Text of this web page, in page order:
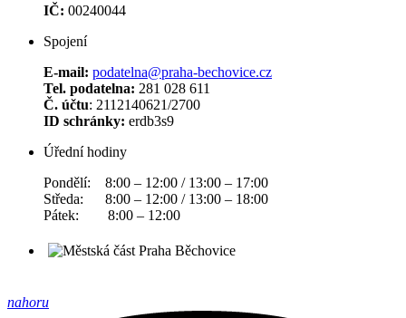
IČ: 00240044
Spojení
E-mail: podatelna@praha-bechovice.cz
Tel. podatelna: 281 028 611
Č. účtu: 2112140621/2700
ID schránky: erdb3s9
Úřední hodiny
Pondělí: 8:00 – 12:00 / 13:00 – 17:00
Středa: 8:00 – 12:00 / 13:00 – 18:00
Pátek: 8:00 – 12:00
nahoru